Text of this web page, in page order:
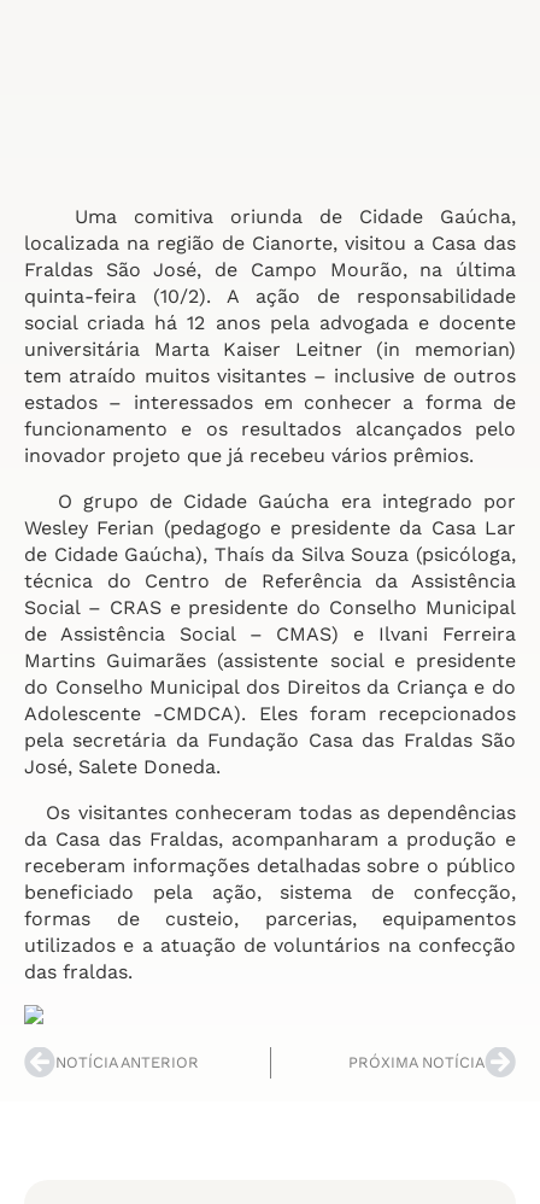
Uma comitiva oriunda de Cidade Gaúcha,
localizada na região de Cianorte, visitou a Casa das
Fraldas São José, de Campo Mourão, na última
quinta-feira (10/2). A ação de responsabilidade
social criada há 12 anos pela advogada e docente
universitária Marta Kaiser Leitner (in memorian)
tem atraído muitos visitantes – inclusive de outros
estados – interessados em conhecer a forma de
funcionamento e os resultados alcançados pelo
inovador projeto que já recebeu vários prêmios.
O grupo de Cidade Gaúcha era integrado por
Wesley Ferian (pedagogo e presidente da Casa Lar
de Cidade Gaúcha), Thaís da Silva Souza (psicóloga,
técnica do Centro de Referência da Assistência
Social – CRAS e presidente do Conselho Municipal
de Assistência Social – CMAS) e Ilvani Ferreira
Martins Guimarães (assistente social e presidente
do Conselho Municipal dos Direitos da Criança e do
Adolescente -CMDCA). Eles foram recepcionados
pela secretária da Fundação Casa das Fraldas São
José, Salete Doneda.
Os visitantes conheceram todas as dependências
da Casa das Fraldas, acompanharam a produção e
receberam informações detalhadas sobre o público
beneficiado pela ação, sistema de confecção,
formas de custeio, parcerias, equipamentos
utilizados e a atuação de voluntários na confecção
das fraldas.
NOTÍCIA ANTERIOR PRÓXIMA NOTÍCIA